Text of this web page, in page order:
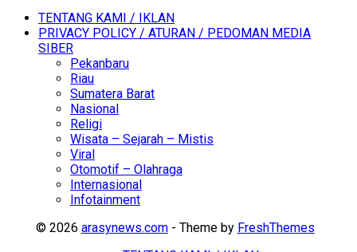
TENTANG KAMI / IKLAN
PRIVACY POLICY / ATURAN / PEDOMAN MEDIA
SIBER
Pekanbaru
Riau
Sumatera Barat
Nasional
Religi
Wisata – Sejarah – Mistis
Viral
Otomotif – Olahraga
Internasional
Infotainment
© 2026 arasynews.com- Theme by FreshThemes